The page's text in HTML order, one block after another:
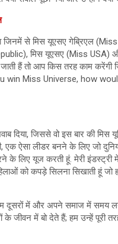
से मिस यूएसए गेब्रिएल
मिस यूएसए (Miss
हैं तो आप किस तरह काम
win Miss Universe, how
जिससे वो इस बार की मिस
एक ऐसा लीडर बनने के लिए जो
लिए यूज करती हूं. मेरी इंडस्ट्री
को कपड़े सिलना सिखाती हूं
दूसरों में और अपने समाज में समय
में बो देते हैं; हम उन्हें पूरी